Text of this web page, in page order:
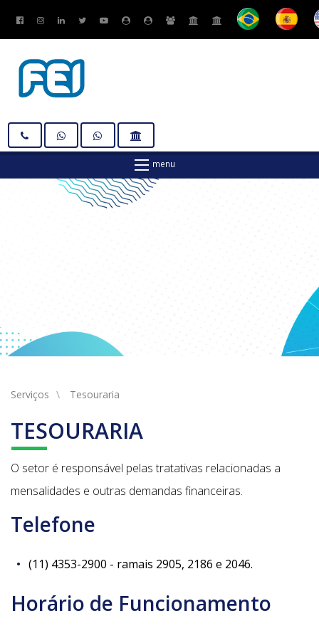
Serviços Tesouraria
TESOURARIA
O setor é responsável pelas tratativas relacionadas a
mensalidades e outras demandas financeiras.
Telefone
(11) 4353-2900 - ramais 2905, 2186 e 2046.
Horário de Funcionamento